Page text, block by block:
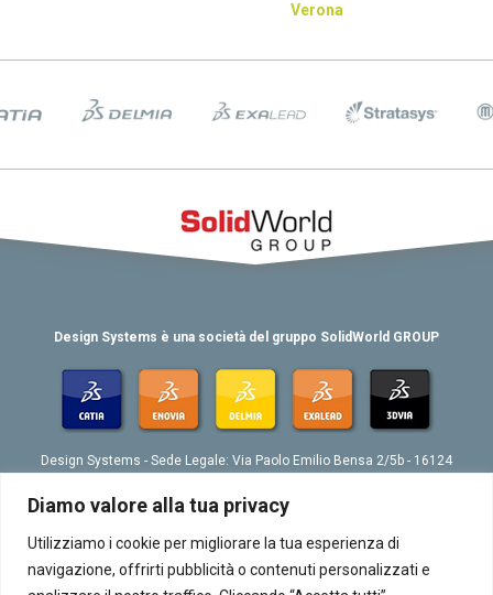
Diamo valore alla tua privacy
Utilizziamo i cookie per migliorare la tua esperienza di
navigazione, offrirti pubblicità o contenuti personalizzati e
Verona
Design Systems è una società del gruppo SolidWorld GROUP
Design Systems - Sede Legale: Via Paolo Emilio Bensa 2/5b - 16124
Tel. 039 010 4074802 - Fax 039 010 4073276 - Email:
info@designsystemsplm.it
P. IVA 01566570998